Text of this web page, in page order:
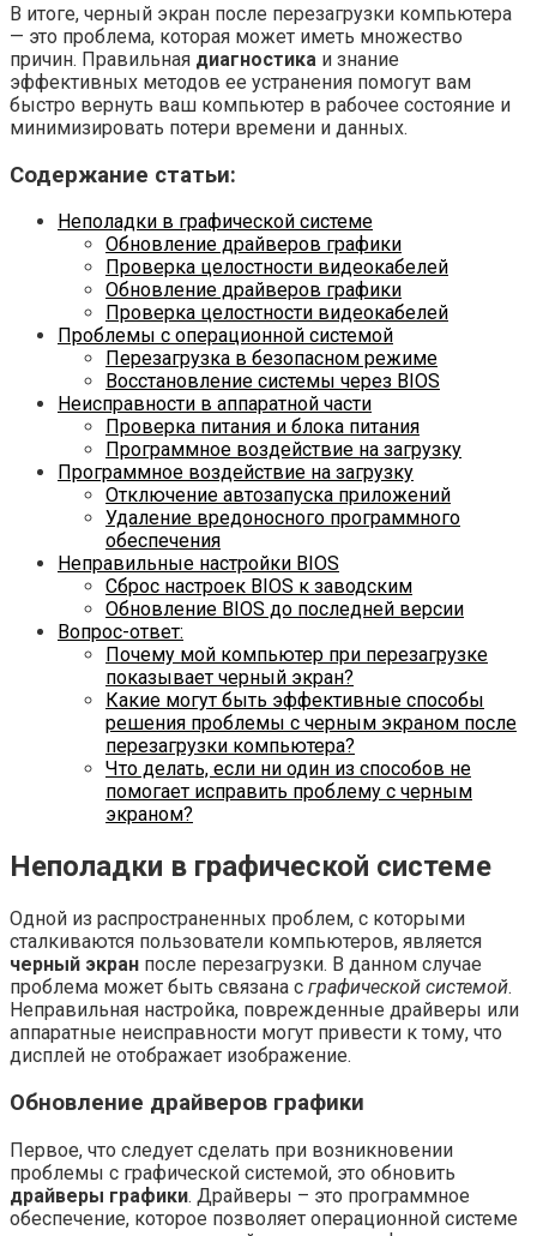
В итоге, черный экран после перезагрузки компьютера
— это проблема, которая может иметь множество
причин. Правильная диагностика и знание
эффективных методов ее устранения помогут вам
быстро вернуть ваш компьютер в рабочее состояние и
минимизировать потери времени и данных.
Содержание статьи:
Неполадки в графической системе
Обновление драйверов графики
Проверка целостности видеокабелей
Обновление драйверов графики
Проверка целостности видеокабелей
Проблемы с операционной системой
Перезагрузка в безопасном режиме
Восстановление системы через BIOS
Неисправности в аппаратной части
Проверка питания и блока питания
Программное воздействие на загрузку
Программное воздействие на загрузку
Отключение автозапуска приложений
Удаление вредоносного программного
обеспечения
Неправильные настройки BIOS
Сброс настроек BIOS к заводским
Обновление BIOS до последней версии
Вопрос-ответ:
Почему мой компьютер при перезагрузке
показывает черный экран?
Какие могут быть эффективные способы
решения проблемы с черным экраном после
перезагрузки компьютера?
Что делать, если ни один из способов не
помогает исправить проблему с черным
экраном?
Неполадки в графической системе
Одной из распространенных проблем, с которыми
сталкиваются пользователи компьютеров, является
черный экран после перезагрузки. В данном случае
проблема может быть связана с графической системой.
Неправильная настройка, поврежденные драйверы или
аппаратные неисправности могут привести к тому, что
дисплей не отображает изображение.
Обновление драйверов графики
Первое, что следует сделать при возникновении
проблемы с графической системой, это обновить
драйверы графики. Драйверы – это программное
обеспечение, которое позволяет операционной системе